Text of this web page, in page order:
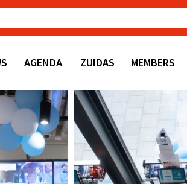
AGENDA ZUIDAS MEMBERS